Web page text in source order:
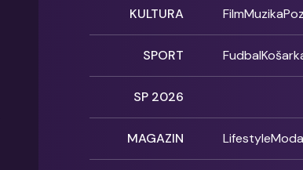
KULTURA FilmMuzika
SPORT Fudbal
SP 2026
MAGAZIN LifestyleModa